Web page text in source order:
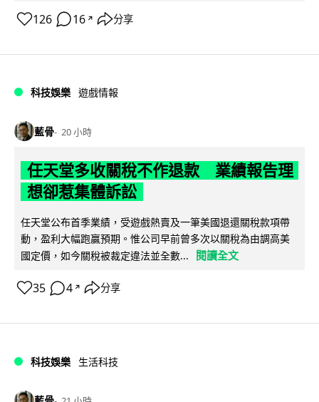
126 16 ↗ 分享
科技娛樂 遊戲情報
藍骨 20 小時
任天堂多收關稅不作退款 業績報告理
想卻惹集體訴訟
任天堂公布首季業績，受遊戲熱賣及一筆美國退還關稅款項帶
動，盈利大幅跑贏預期。惟公司早前曾多次以關稅為由調高美
國定價，如今關稅被裁定違法並全數...
閱讀全文
35 4 ↗ 分享
科技娛樂 生活科技